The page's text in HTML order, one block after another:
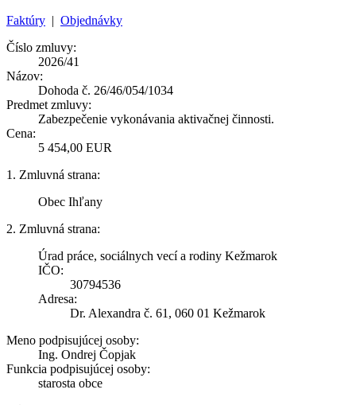
Faktúry | Objednávky
Číslo zmluvy:
2026/41
Názov:
Dohoda č. 26/46/054/1034
Predmet zmluvy:
Zabezpečenie vykonávania aktivačnej činnosti.
Cena:
5 454,00 EUR
1. Zmluvná strana:
Obec Ihľany
2. Zmluvná strana:
Úrad práce, sociálnych vecí a rodiny Kežmarok
IČO:
30794536
Adresa:
Dr. Alexandra č. 61, 060 01 Kežmarok
Meno podpisujúcej osoby:
Ing. Ondrej Čopjak
Funkcia podpisujúcej osoby:
starosta obce